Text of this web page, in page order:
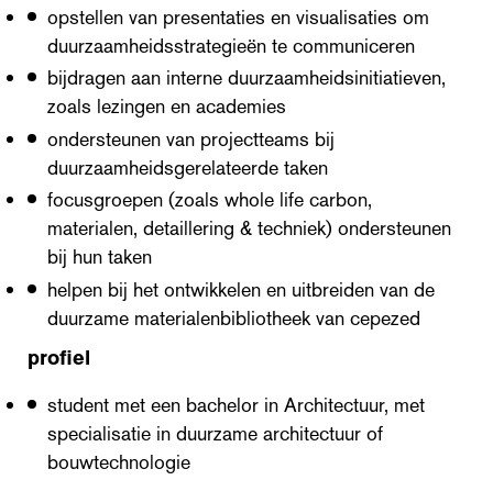
opstellen van presentaties en visualisaties om
duurzaamheidsstrategieën te communiceren
bijdragen aan interne duurzaamheidsinitiatieven,
zoals lezingen en academies
ondersteunen van projectteams bij
duurzaamheidsgerelateerde taken
focusgroepen (zoals whole life carbon,
materialen, detaillering & techniek) ondersteunen
bij hun taken
helpen bij het ontwikkelen en uitbreiden van de
duurzame materialenbibliotheek van cepezed
profiel
student met een bachelor in Architectuur, met
specialisatie in duurzame architectuur of
bouwtechnologie